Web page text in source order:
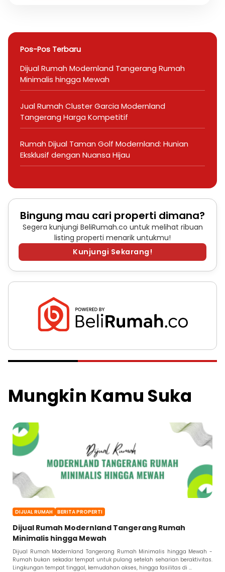
Pos-Pos Terbaru
Dijual Rumah Modernland Tangerang Rumah
Minimalis hingga Mewah
Jual Rumah Cluster Garcia Modernland
Tangerang Harga Kompetitif
Rumah Dijual Taman Golf Modernland: Hunian
Eksklusif dengan Nuansa Hijau
Bingung mau cari properti dimana?
Segera kunjungi BeliRumah.co untuk melihat ribuan
listing properti menarik untukmu!
Kunjungi Sekarang!
Mungkin Kamu Suka
DIJUAL RUMAH BERITA PROPERTI
Dijual Rumah Modernland Tangerang Rumah
Minimalis hingga Mewah
Dijual Rumah Modernland Tangerang Rumah Minimalis hingga Mewah -
Rumah bukan sekadar tempat untuk pulang setelah seharian beraktivitas.
Lingkungan tempat tinggal, kemudahan akses, hingga fasilitas di ...